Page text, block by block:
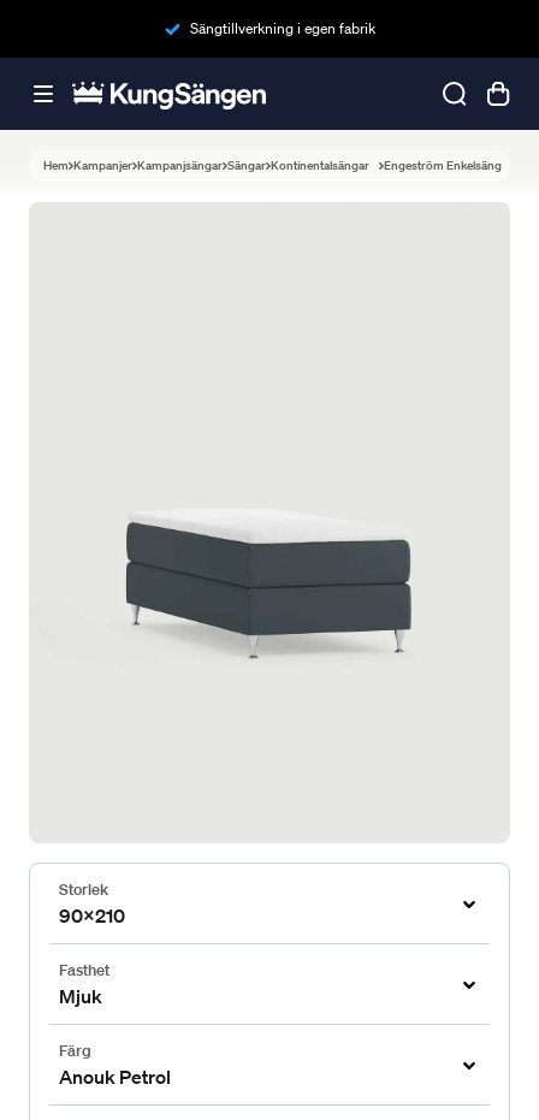
Sängtillverkning i egen fabrik
Hem Kampanjer Kampanjsängar Sängar Kontinentalsängar Engeström Enkelsäng
Storlek
90x210
Fasthet
Mjuk
Färg
Anouk Petrol